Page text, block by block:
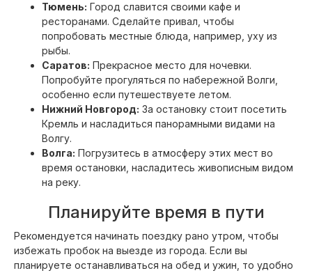
Тюмень: Город славится своими кафе и
ресторанами. Сделайте привал, чтобы
попробовать местные блюда, например, уху из
рыбы.
Саратов: Прекрасное место для ночевки.
Попробуйте прогуляться по набережной Волги,
особенно если путешествуете летом.
Нижний Новгород: За остановку стоит посетить
Кремль и насладиться панорамными видами на
Волгу.
Волга: Погрузитесь в атмосферу этих мест во
время остановки, насладитесь живописным видом
на реку.
Планируйте время в пути
Рекомендуется начинать поездку рано утром, чтобы
избежать пробок на выезде из города. Если вы
планируете останавливаться на обед и ужин, то удобно